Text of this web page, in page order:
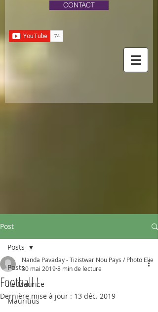
CONTACT
Post
Posts
Ile Maurice
Mauritius
Posts
Football !
Nanda Pavaday - Tizistwar Nou Pays / Photo Elie
30 mai 20198 min de lecture
Dernière mise à jour : 13 déc. 2019